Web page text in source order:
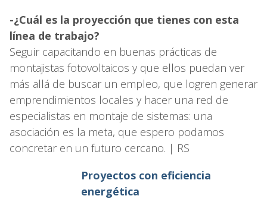
-¿Cuál es la proyección que tienes con esta
línea de trabajo?
Seguir capacitando en buenas prácticas de
montajistas fotovoltaicos y que ellos puedan ver
más allá de buscar un empleo, que logren generar
emprendimientos locales y hacer una red de
especialistas en montaje de sistemas: una
asociación es la meta, que espero podamos
concretar en un futuro cercano. | RS
Proyectos con eficiencia
energética